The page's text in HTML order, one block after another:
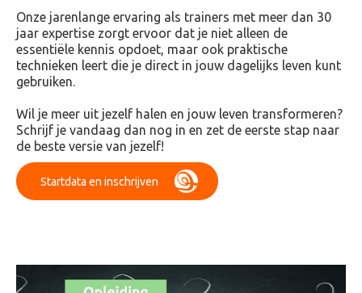
Onze jarenlange ervaring als trainers met meer dan 30
jaar expertise zorgt ervoor dat je niet alleen de
essentiële kennis opdoet, maar ook praktische
technieken leert die je direct in jouw dagelijks leven kunt
gebruiken.
Wil je meer uit jezelf halen en jouw leven transformeren?
Schrijf je vandaag dan nog in en zet de eerste stap naar
de beste versie van jezelf!
Startdata en inschrijven